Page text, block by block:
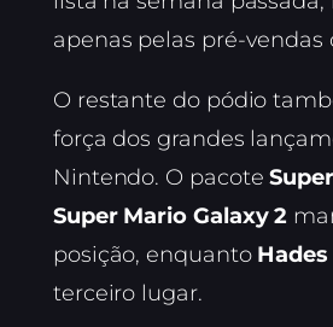
apenas pelas pré-vendas
O restante do pódio
força dos grandes
Nintendo. O pacote
Super Mario Galaxy 2
posição, enquanto Hades
terceiro lugar.